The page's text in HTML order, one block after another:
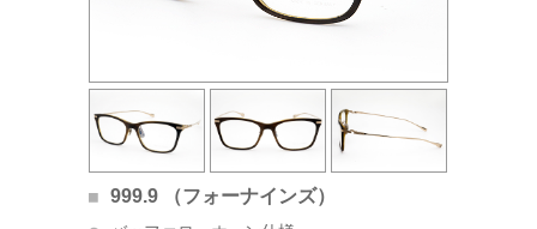
999.9 （フォーナインズ）